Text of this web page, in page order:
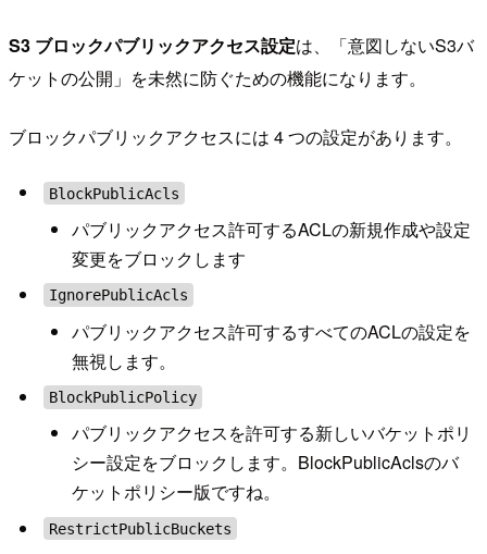
S3 ブロックパブリックアクセス設定は、「意図しないS3バ
ケットの公開」を未然に防ぐための機能になります。
ブロックパブリックアクセスには 4 つの設定があります。
BlockPublicAcls
パブリックアクセス許可するACLの新規作成や設定
変更をブロックします
IgnorePublicAcls
パブリックアクセス許可するすべてのACLの設定を
無視します。
BlockPublicPolicy
パブリックアクセスを許可する新しいバケットポリ
シー設定をブロックします。BlockPublicAclsのバ
ケットポリシー版ですね。
RestrictPublicBuckets